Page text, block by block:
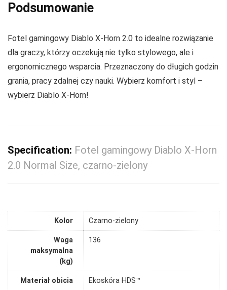
Podsumowanie
Fotel gamingowy Diablo X-Horn 2.0 to idealne rozwiązanie
dla graczy, którzy oczekują nie tylko stylowego, ale i
ergonomicznego wsparcia. Przeznaczony do długich godzin
grania, pracy zdalnej czy nauki. Wybierz komfort i styl –
wybierz Diablo X-Horn!
Specification: Fotel gamingowy Diablo X-Horn
2.0 Normal Size, czarno-zielony
Kolor Czarno-zielony
Waga
maksymalna
(kg)
136
Materiał obicia Ekoskóra HDS™